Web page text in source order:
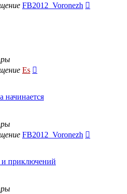
FB2012_Voronezh
Es
начинается
FB2012_Voronezh
приключений